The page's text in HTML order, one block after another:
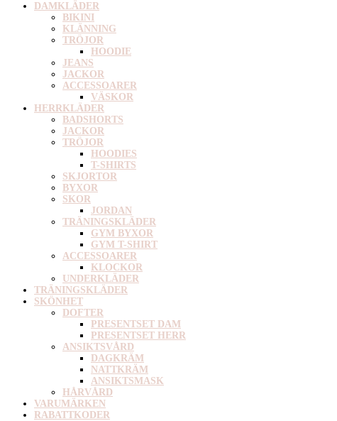
DAMKLÄDER
BIKINI
KLÄNNING
TRÖJOR
HOODIE
JEANS
JACKOR
ACCESSOARER
VÄSKOR
HERRKLÄDER
BADSHORTS
JACKOR
TRÖJOR
HOODIES
T-SHIRTS
SKJORTOR
BYXOR
SKOR
JORDAN
TRÄNINGSKLÄDER
GYM BYXOR
GYM T-SHIRT
ACCESSOARER
KLOCKOR
UNDERKLÄDER
TRÄNINGSKLÄDER
SKÖNHET
DOFTER
PRESENTSET DAM
PRESENTSET HERR
ANSIKTSVÅRD
DAGKRÄM
NATTKRÄM
ANSIKTSMASK
HÅRVÅRD
VARUMÄRKEN
RABATTKODER